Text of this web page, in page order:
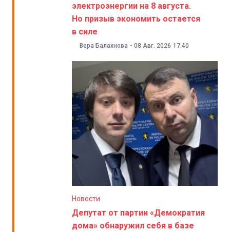
электроэнергии на 8 августа.
Но призыв экономить остается
в силе
Вера Балахнова - 08 Авг. 2026 17:40
Новости
Депутат от партии «Демократия
дома» обнаружил себя в базе